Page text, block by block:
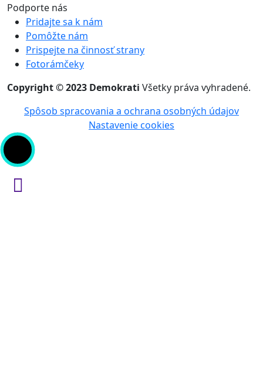
Podporte nás
Pridajte sa k nám
Pomôžte nám
Prispejte na činnosť strany
Fotorámčeky
Copyright © 2023 Demokrati Všetky práva vyhradené.
Spôsob spracovania a ochrana osobných údajov
Nastavenie cookies